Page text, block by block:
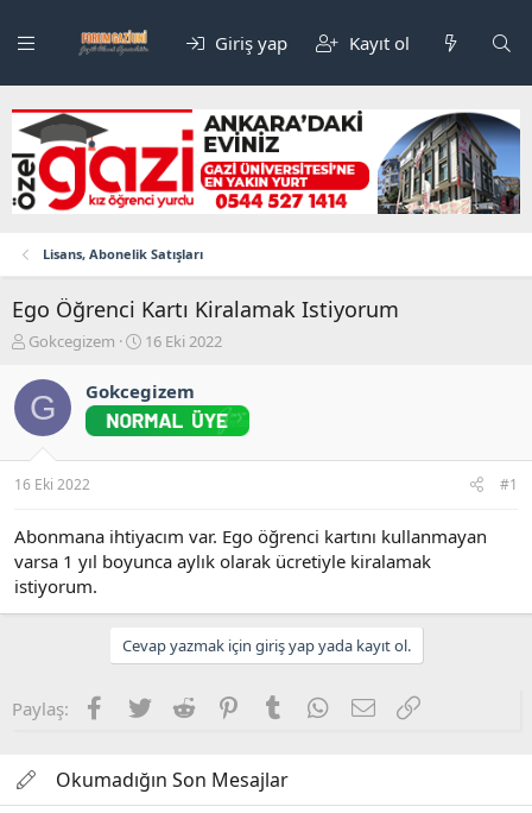
Giriş yap Kayıt ol
Lisans, Abonelik Satışları
Ego Öğrenci Kartı Kiralamak Istiyorum
K
n
b
u
u
b
ş
l
a
t
a
Gokcegizem
B
l
a
g
t
a
r
h
i
16 Eki 2022
G Gokcegizem
16 Eki 2022 #1
Abonmana ihtiyacım var. Ego öğrenci kartını kullanmayan
varsa 1 yıl boyunca aylık olarak ücretiyle kiralamak
istiyorum.
Cevap yazmak için giriş yap yada kayıt ol.
Paylaş: Facebook
Twitter Reddit PinterestTumblr WhatsApp
E-posta
Okumadığın Son Mesajlar